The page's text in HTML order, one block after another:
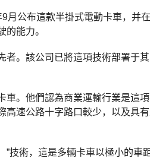
月公布這款半掛式電動卡車，并
的能力。
者。該公司已將這項技術部署于
車。他們認為商業運輸行業是這
高速公路十字路口較少，以及具
”技術，這是多輛卡車以極小的車